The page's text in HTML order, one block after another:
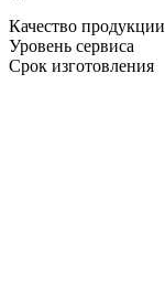
Качество продукции
Уровень сервиса
Срок изготовления